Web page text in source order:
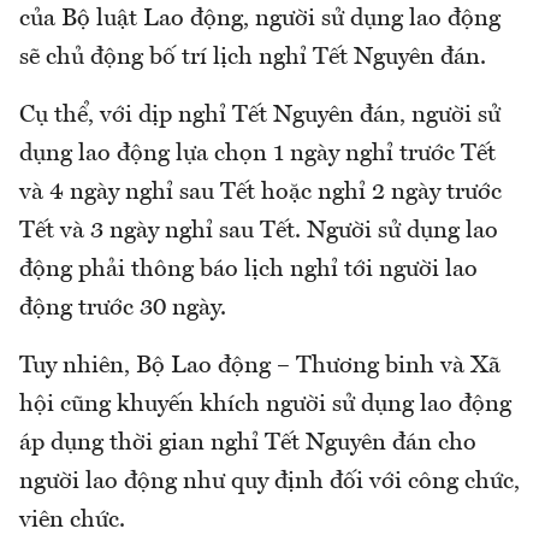
của Bộ luật Lao động, người sử dụng lao động
sẽ chủ động bố trí lịch nghỉ Tết Nguyên đán.
Cụ thể, với dịp nghỉ Tết Nguyên đán, người sử
dụng lao động lựa chọn 1 ngày nghỉ trước Tết
và 4 ngày nghỉ sau Tết hoặc nghỉ 2 ngày trước
Tết và 3 ngày nghỉ sau Tết. Người sử dụng lao
động phải thông báo lịch nghỉ tới người lao
động trước 30 ngày.
Tuy nhiên, Bộ Lao động – Thương binh và Xã
hội cũng khuyến khích người sử dụng lao động
áp dụng thời gian nghỉ Tết Nguyên đán cho
người lao động như quy định đối với công chức,
viên chức.